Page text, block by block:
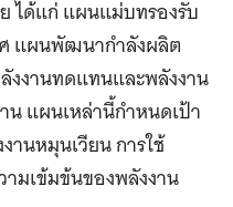
ได้แก่ แผนแม่บทรองรับ
แผนพัฒนากำลังผลิต
งานทดแทนและพลังงาน
แผนเหล่านี้กำหนดเป้า
านหมุนเวียน การใช้
มเข้มข้นของพลังงาน